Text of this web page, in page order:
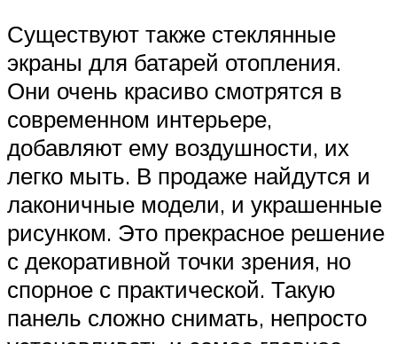
Существуют также стеклянные
экраны для батарей отопления.
Они очень красиво смотрятся в
современном интерьере,
добавляют ему воздушности, их
легко мыть. В продаже найдутся и
лаконичные модели, и украшенные
рисунком. Это прекрасное решение
с декоративной точки зрения, но
спорное с практической. Такую
панель сложно снимать, непросто